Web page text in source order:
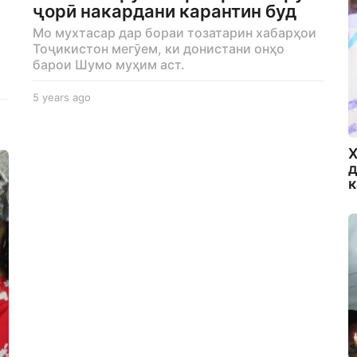
ҷорӣ накардани карантин буд
Мо мухтасар дар бораи тозатарин хабарҳои
Тоҷикистон мегӯем, ки донистани онҳо
барои Шумо муҳим аст.
5 years ago